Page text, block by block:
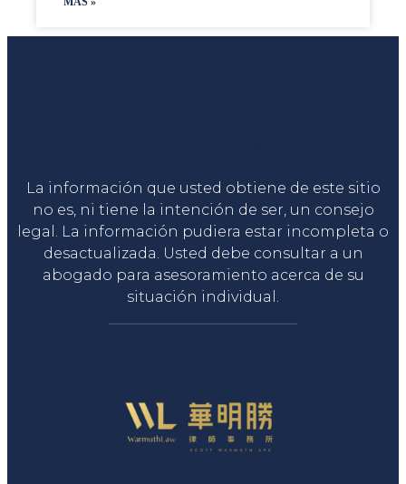
La información que usted obtiene de este sitio
no es, ni tiene la intención de ser, un consejo
legal. La información pudiera estar incompleta o
desactualizada. Usted debe consultar a un
abogado para asesoramiento acerca de su
situación individual.